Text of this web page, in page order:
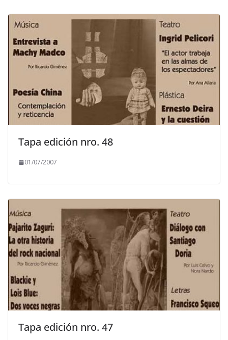
Tapa edición nro. 48
01/07/2007
Tapa edición nro. 47